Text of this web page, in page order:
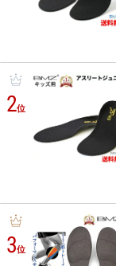
2位
3位